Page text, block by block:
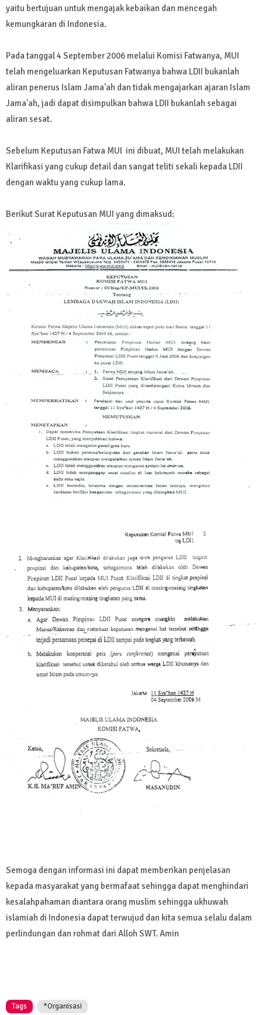
yaitu bertujuan untuk mengajak kebaikan dan mencegah
kemungkaran di Indonesia.
Pada tanggal 4 September 2006 melalui Komisi Fatwanya, MUI
telah mengeluarkan Keputusan Fatwanya bahwa LDII bukanlah
aliran penerus Islam Jama'ah dan tidak mengajarkan ajaran Islam
Jama'ah, jadi dapat disimpulkan bahwa LDII bukanlah sebagai
aliran sesat.
Sebelum Keputusan Fatwa MUI ini dibuat, MUI telah melakukan
Klarifikasi yang cukup detail dan sangat teliti sekali kepada LDII
dengan waktu yang cukup lama.
Berikut Surat Keputusan MUI yang dimaksud:
Semoga dengan informasi ini dapat memberikan penjelasan
kepada masyarakat yang bermafaat sehingga dapat menghindari
kesalahpahaman diantara orang muslim sehingga ukhuwah
islamiah di Indonesia dapat terwujud dan kita semua selalu dalam
perlindungan dan rohmat dari Alloh SWT. Amin
Tags *Organisasi